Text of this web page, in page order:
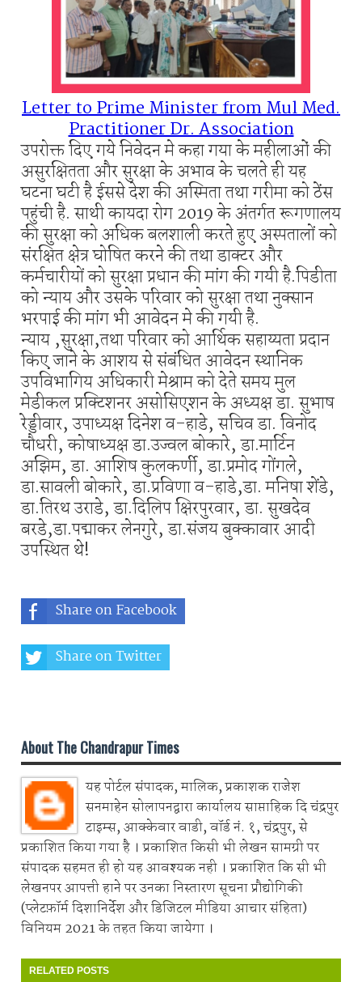
Letter to Prime Minister from Mul Med.
Practitioner Dr. Association
उपरोक्त दिए गये निवेदन मे कहा गया के महीलाओं की
असुरक्षितता और सुरक्षा के अभाव के चलते ही यह
घटना घटी है ईससे देश की अस्मिता तथा गरीमा को ठेंस
पहुंची है. साथी कायदा रोग 2019 के अंतर्गत रूगणालय
की सुरक्षा को अधिक बलशाली करते हुए अस्पतालों को
संरक्षित क्षेत्र घोषित करने की तथा डाक्टर और
कर्मचारीयों को सुरक्षा प्रधान की मांग की गयी है.पिडीता
को न्याय और उसके परिवार को सुरक्षा तथा नुक्सान
भरपाई की मांग भी आवेदन मे की गयी है.
न्याय ,सुरक्षा,तथा परिवार को आर्थिक सहाय्यता प्रदान
किए जाने के आशय से संबंधित आवेदन स्थानिक
उपविभागिय अधिकारी मेश्राम को देते समय मुल
मेडीकल प्रक्टिशनर असोसिएशन के अध्यक्ष डा. सुभाष
रेड्डीवार, उपाध्यक्ष दिनेश व-हाडे, सचिव डा. विनोद
चौधरी, कोषाध्यक्ष डा.उज्वल बोकारे, डा.मार्टिन
अझिम, डा. आशिष कुलकर्णी, डा.प्रमोद गोंगले,
डा.सावली बोकारे, डा.प्रविणा व-हाडे,डा. मनिषा शेंडे,
डा.तिरथ उराडे, डा.दिलिप क्षिरपुरवार, डा. सुखदेव
बरडे,डा.पद्माकर लेनगुरे, डा.संजय बुक्कावार आदी
उपस्थित थे!
Share on Facebook
Share on Twitter
About The Chandrapur Times
यह पोर्टल संपादक, मालिक, प्रकाशक राजेश
सनमाहेन सोलापनद्वारा कार्यालय साप्ताहिक दि चंद्रपुर
टाइम्स, आक्केवार वाडी, वॉर्ड नं. १, चंद्रपुर, से
प्रकाशित किया गया है । प्रकाशित किसी भी लेखन सामग्री पर
संपादक सहमत ही हो यह आवश्यक नही । प्रकाशित कि सी भी
लेखनपर आपत्ती हाने पर उनका निस्तारण सूचना प्रौद्योगिकी
(प्लेटफ़ॉर्म दिशानिर्देश और डिजिटल मीडिया आचार संहिता)
विनियम 2021 के तहत किया जायेगा ।
RELATED POSTS